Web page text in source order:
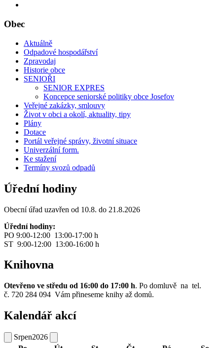
Obec
Aktuálně
Odpadové hospodářství
Zpravodaj
Historie obce
SENIOŘI
SENIOR EXPRES
Koncepce seniorské politiky obce Josefov
Veřejné zakázky, smlouvy
Život v obci a okolí, aktuality, tipy
Plány
Dotace
Portál veřejné správy, životní situace
Univerzální form.
Ke stažení
Termíny svozů odpadů
Úřední hodiny
Obecní úřad uzavřen od 10.8. do 21.8.2026
Úřední hodiny:
PO 9:00-12:00 13:00-17:00 h
ST 9:00-12:00 13:00-16:00 h
Knihovna
Otevřeno ve středu od 16:00 do 17:00 h. Po domluvě na tel.
č. 720 284 094 Vám přineseme knihy až domů.
Kalendář akcí
Srpen2026